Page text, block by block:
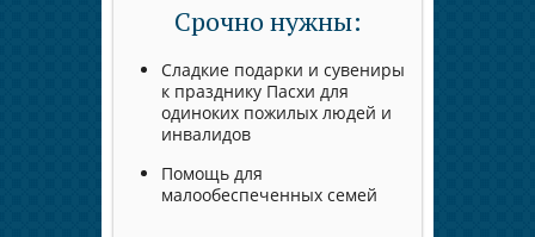
Срочно нужны:
Сладкие подарки и сувениры
к празднику Пасхи для
одиноких пожилых людей и
инвалидов
Помощь для
малообеспеченных семей